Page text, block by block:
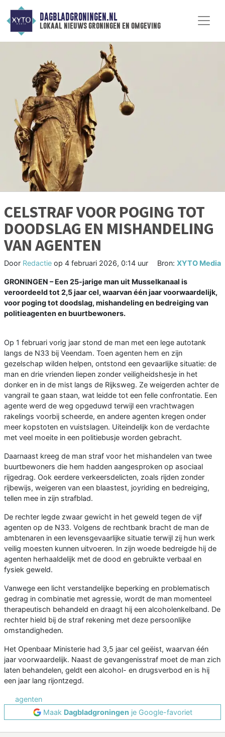
DAGBLADGRONINGEN.NL
lokaal nieuws groningen en omgeving
CELSTRAF VOOR POGING TOT
DOODSLAG EN MISHANDELING
VAN AGENTEN
Door Redactie op 4 februari 2026, 0:14 uur Bron: XYTO Media
GRONINGEN – Een 25-jarige man uit Musselkanaal is
veroordeeld tot 2,5 jaar cel, waarvan één jaar voorwaardelijk,
voor poging tot doodslag, mishandeling en bedreiging van
politieagenten en buurtbewoners.
Op 1 februari vorig jaar stond de man met een lege autotank
langs de N33 bij Veendam. Toen agenten hem en zijn
gezelschap wilden helpen, ontstond een gevaarlijke situatie: de
man en drie vrienden liepen zonder veiligheidshesje in het
donker en in de mist langs de Rijksweg. Ze weigerden achter de
vangrail te gaan staan, wat leidde tot een felle confrontatie. Een
agente werd de weg opgeduwd terwijl een vrachtwagen
rakelings voorbij scheerde, en andere agenten kregen onder
meer kopstoten en vuistslagen. Uiteindelijk kon de verdachte
met veel moeite in een politiebusje worden gebracht.
Daarnaast kreeg de man straf voor het mishandelen van twee
buurtbewoners die hem hadden aangesproken op asociaal
rijgedrag. Ook eerdere verkeersdelicten, zoals rijden zonder
rijbewijs, weigeren van een blaastest, joyriding en bedreiging,
tellen mee in zijn strafblad.
De rechter legde zwaar gewicht in het geweld tegen de vijf
agenten op de N33. Volgens de rechtbank bracht de man de
ambtenaren in een levensgevaarlijke situatie terwijl zij hun werk
veilig moesten kunnen uitvoeren. In zijn woede bedreigde hij de
agenten herhaaldelijk met de dood en gebruikte verbaal en
fysiek geweld.
Vanwege een licht verstandelijke beperking en problematisch
gedrag in combinatie met agressie, wordt de man momenteel
therapeutisch behandeld en draagt hij een alcoholenkelband. De
rechter hield bij de straf rekening met deze persoonlijke
omstandigheden.
Het Openbaar Ministerie had 3,5 jaar cel geëist, waarvan één
jaar voorwaardelijk. Naast de gevangenisstraf moet de man zich
laten behandelen, geldt een alcohol- en drugsverbod en is hij
een jaar lang rijontzegd.
agenten
Maak Dagbladgroningen je Google-favoriet